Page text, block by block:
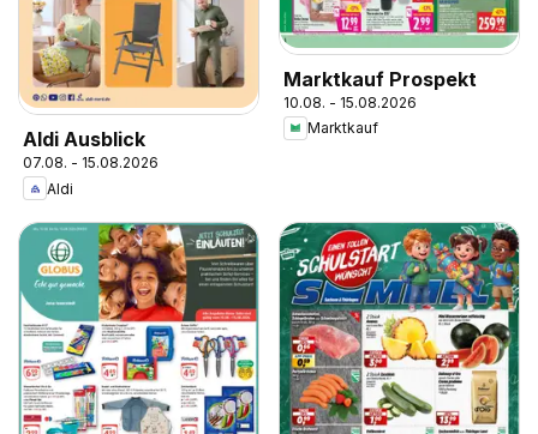
Aldi Ausblick
07.08. - 15.08.2026
Aldi
Marktkauf Prospekt
10.08. - 15.08.2026
Marktkauf